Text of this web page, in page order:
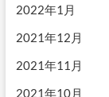
2022年1月
2021年12月
2021年11月
2021年10月